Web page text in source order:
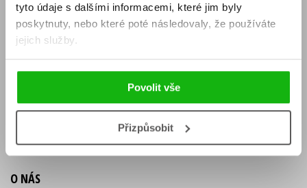
tyto údaje s dalšími informacemi, které jim byly
poskytnuty, nebo které poté následovaly, že používáte
jejich služby.
Povolit vše
Přizpůsobit
Naši autoři
Obchodní podmínky
Jak nakoupit
Dárkové poukazy
Affiliate program
KONTAKTY
Sídlo společnosti
Kontakty Albatros Media
O NÁS